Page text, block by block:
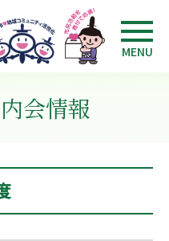
MENU
会情報